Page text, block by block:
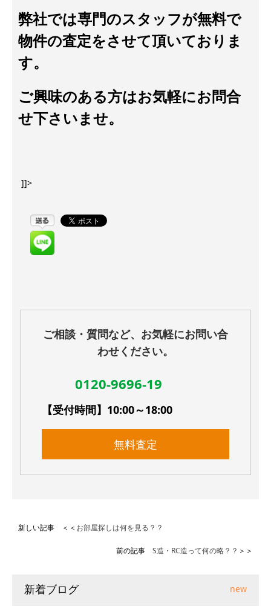
弊社では専門のスタッフが無料で
物件の査定をさせて頂いておりま
す。
ご興味のある方はお気軽にお問合
せ下さいませ。
]]>
ご相談・質問など、お気軽にお問い合
わせください。
0120-9696-19
【受付時間】10:00～18:00
無料査定
新しい記事 ＜＜ お部屋探しは何を見る？？
前の記事 S造・RC造って何の略？？ ＞＞
新着ブログ new